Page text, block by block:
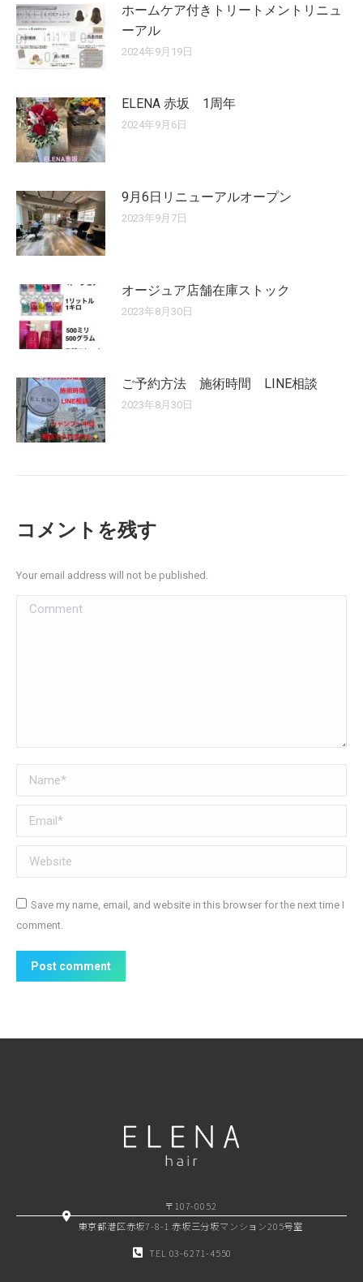
ホームケア付きトリートメントリニュ
ーアル
2024年9月19日
ELENA 赤坂 1周年
2024年9月6日
9月6日リニューアルオープン
2023年9月7日
オージュア店舗在庫ストック
2023年8月30日
ご予約方法 施術時間 LINE相談
2023年8月30日
コメントを残す
Your email address will not be published.
Comment
Name *
Email *
Website
Save my name, email, and website in this browser for the next time I
comment.
Post comment
〒107-0052
東京都港区赤坂7-8-1 赤坂三分坂マンション205号室
TEL 03-6271-4550